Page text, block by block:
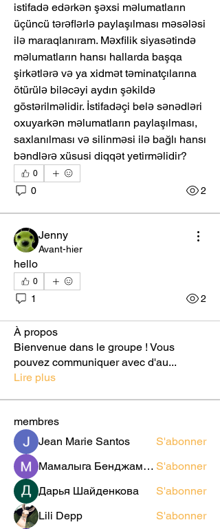
istifadə edərkən şəxsi məlumatların
üçüncü tərəflərlə paylaşılması məsələsi
ilə maraqlanıram. Məxfilik siyasətində
məlumatların hansı hallarda başqa
şirkətlərə və ya xidmət təminatçılarına
ötürülə biləcəyi aydın şəkildə
göstərilməlidir. İstifadəçi belə sənədləri
oxuyarkən məlumatların paylaşılması,
saxlanılması və silinməsi ilə bağlı hansı
bəndlərə xüsusi diqqət yetirməlidir?
0
0 2
Jenny
Avant-hier
hello
0
1 2
À propos
Bienvenue dans le groupe ! Vous
pouvez communiquer avec d'au...
Lire plus
membres
Jean Marie Santos
S'abonner
Мамалыга Бенджаминович S'abonner
Дарья Шайденкова
S'abonner
Lili Depp
S'abonner